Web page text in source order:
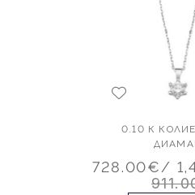
0.10 К
728.00€/